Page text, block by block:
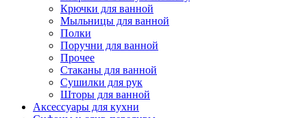
Крючки для ванной
Мыльницы для ванной
Полки
Поручни для ванной
Прочее
Стаканы для ванной
Сушилки для рук
Шторы для ванной
Аксессуары для кухни